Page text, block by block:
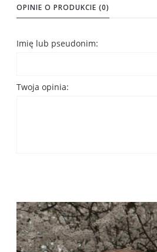
OPINIE O PRODUKCIE (0)
Imię lub pseudonim:
Twoja opinia: